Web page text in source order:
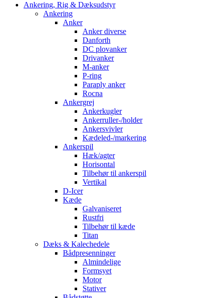
Ankering, Rig & Dæksudstyr
Ankering
Anker
Anker diverse
Danforth
DC plovanker
Drivanker
M-anker
P-ring
Paraply anker
Rocna
Ankergrej
Ankerkugler
Ankerruller-/holder
Ankersvivler
Kædeled-/markering
Ankerspil
Hæk/agter
Horisontal
Tilbehør til ankerspil
Vertikal
D-Icer
Kæde
Galvaniseret
Rustfri
Tilbehør til kæde
Titan
Dæks & Kalechedele
Bådpresenninger
Almindelige
Formsyet
Motor
Stativer